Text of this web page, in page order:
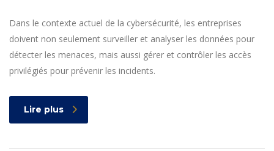
Dans le contexte actuel de la cybersécurité, les entreprises
doivent non seulement surveiller et analyser les données pour
détecter les menaces, mais aussi gérer et contrôler les accès
privilégiés pour prévenir les incidents.
Lire plus